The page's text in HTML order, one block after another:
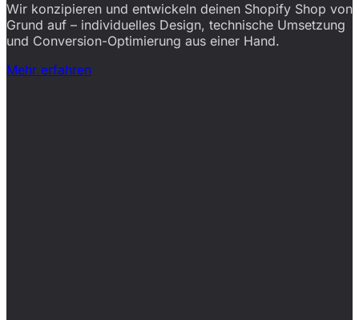
Wir konzipieren und entwickeln deinen Shopify Shop von
Grund auf – individuelles Design, technische Umsetzung
und Conversion-Optimierung aus einer Hand.
Mehr erfahren